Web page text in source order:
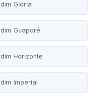
Glória
Guaporé
Horizonte
Imperial